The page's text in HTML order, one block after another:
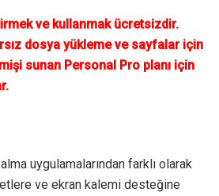
ve kullanmak ücretsizdir.
dosya yükleme ve sayfalar için
sunan Personal Pro planı için
uygulamalarından farklı olarak
ve ekran kalemi desteğine